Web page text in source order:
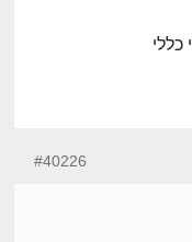
כללי
#40226